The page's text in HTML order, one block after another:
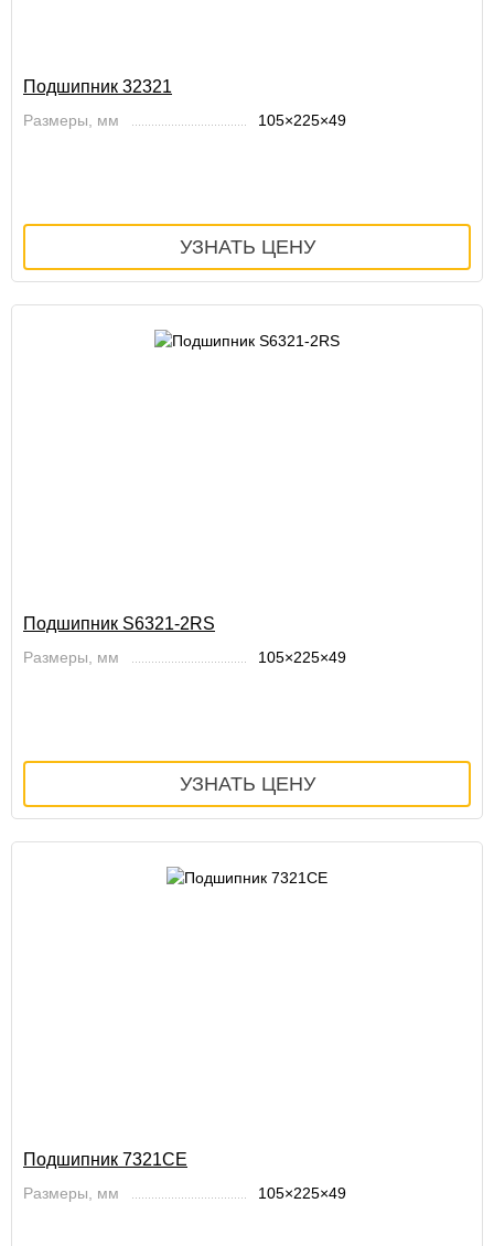
Подшипник 32321
Размеры, мм 105×225×49
Подшипник S6321-2RS
Размеры, мм 105×225×49
Подшипник 7321CE
Размеры, мм 105×225×49